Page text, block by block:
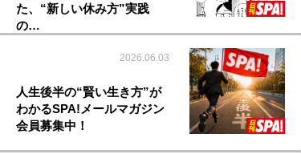
た、“新しい休み方”実践
の…
2026.06.03
人生後半の“賢い生き方”が
わかるSPA!メールマガジン
会員募集中！